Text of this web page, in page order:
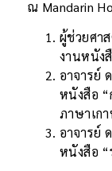
ณ Mandarin
ผู้ช่วยศา
งานหนัง
อาจารย์
หนังสือ
ภาษาเก
อาจารย์
หนังสือ